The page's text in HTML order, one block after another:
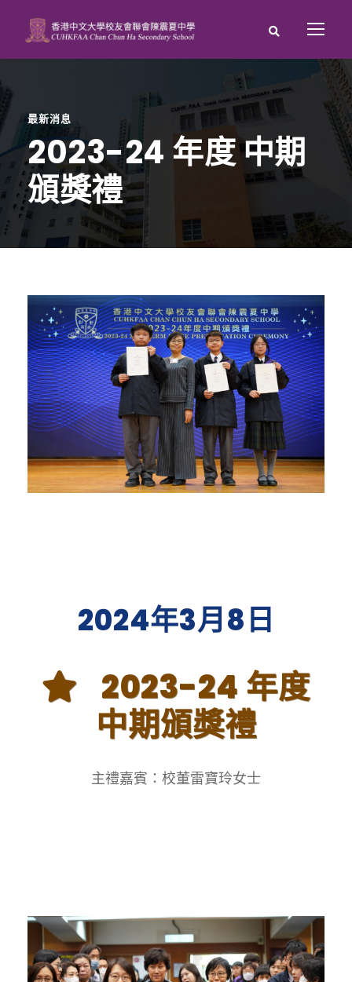
最新消息
2023-24 年度 中期
頒獎禮
2024年3月8日
2023-24 年度
中期頒獎禮
主禮嘉賓：校董雷寶玲女士